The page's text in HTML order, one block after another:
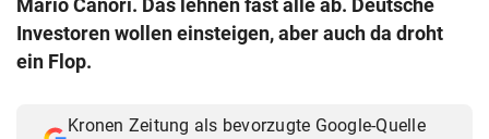
© Krone Multimedia GmbH & Co KG 2026
Muthgasse 2, 1190 Wien
Mario Canori. Das lehnen fast alle ab. Deutsche
Investoren wollen einsteigen, aber auch da droht
ein Flop.
Kronen Zeitung als bevorzugte Google-Quelle